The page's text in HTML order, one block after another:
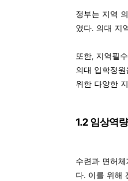
정부는 지역
였다. 의대 지
또한, 지역필
의대 입학정
위한 다양한
1.2 임상역
수련과 면허
다. 이를 위해